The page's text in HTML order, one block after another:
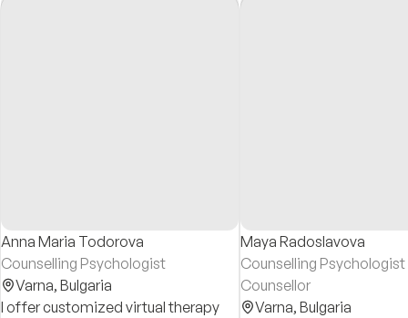
Anna Maria Todorova
Counselling Psychologist
Varna, Bulgaria
I offer customized virtual therapy
Maya Radoslavova
Counselling
Counsellor
Varna, Bulgaria